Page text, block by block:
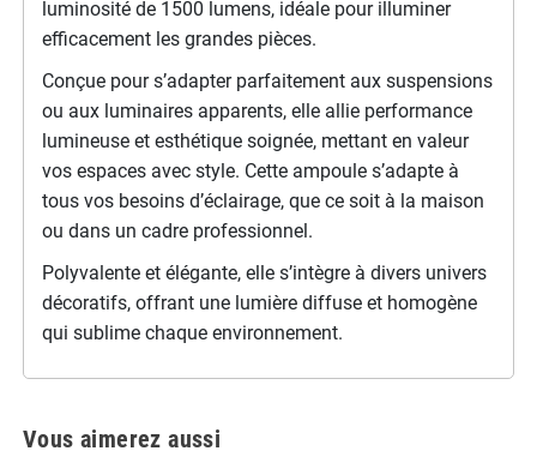
luminosité de 1500 lumens, idéale pour illuminer
efficacement les grandes pièces.
Conçue pour s’adapter parfaitement aux suspensions
ou aux luminaires apparents, elle allie performance
lumineuse et esthétique soignée, mettant en valeur
vos espaces avec style. Cette ampoule s’adapte à
tous vos besoins d’éclairage, que ce soit à la maison
ou dans un cadre professionnel.
Polyvalente et élégante, elle s’intègre à divers univers
décoratifs, offrant une lumière diffuse et homogène
qui sublime chaque environnement.
Vous aimerez aussi